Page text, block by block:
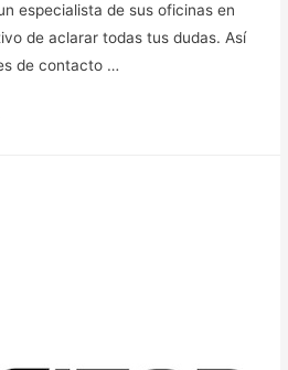
especialista de sus oficinas en
de aclarar todas tus dudas. Así
de contacto …